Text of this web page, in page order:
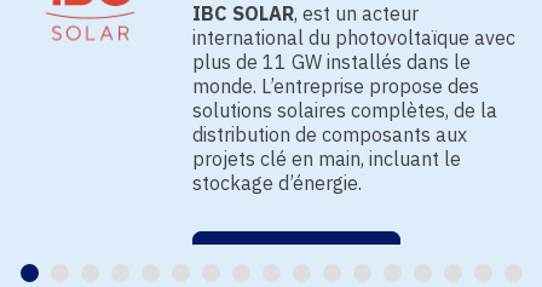
IBC SOLAR, est un acteur
international du photovoltaïque avec
plus de 11 GW installés dans le
monde. L’entreprise propose des
solutions solaires complètes, de la
distribution de composants aux
projets clé en main, incluant le
stockage d’énergie.